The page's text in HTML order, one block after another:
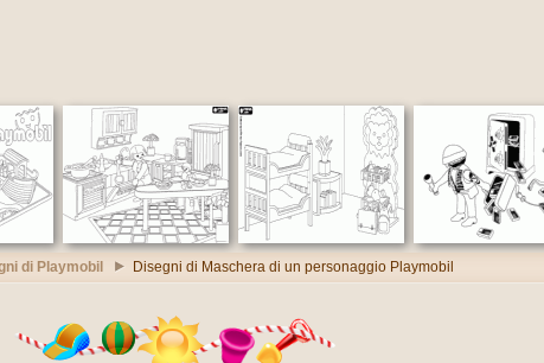
di Playmobil Disegni di Maschera di un personaggio Playmobil